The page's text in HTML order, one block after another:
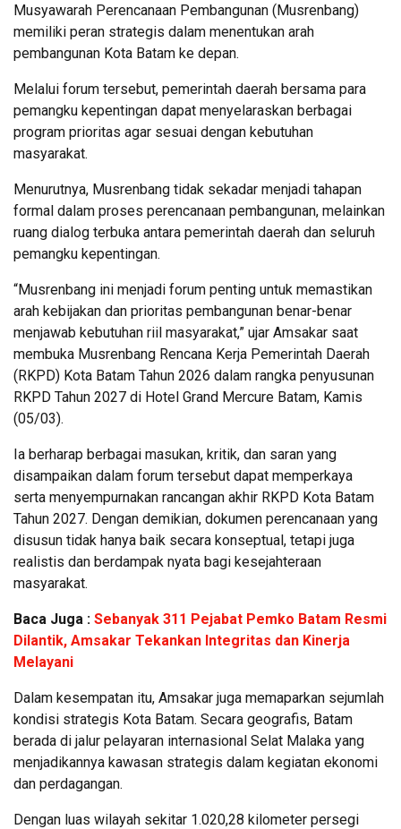
Musyawarah Perencanaan Pembangunan (Musrenbang)
memiliki peran strategis dalam menentukan arah
pembangunan Kota Batam ke depan.
Melalui forum tersebut, pemerintah daerah bersama para
pemangku kepentingan dapat menyelaraskan berbagai
program prioritas agar sesuai dengan kebutuhan
masyarakat.
Menurutnya, Musrenbang tidak sekadar menjadi tahapan
formal dalam proses perencanaan pembangunan, melainkan
ruang dialog terbuka antara pemerintah daerah dan seluruh
pemangku kepentingan.
“Musrenbang ini menjadi forum penting untuk memastikan
arah kebijakan dan prioritas pembangunan benar-benar
menjawab kebutuhan riil masyarakat,” ujar Amsakar saat
membuka Musrenbang Rencana Kerja Pemerintah Daerah
(RKPD) Kota Batam Tahun 2026 dalam rangka penyusunan
RKPD Tahun 2027 di Hotel Grand Mercure Batam, Kamis
(05/03).
Ia berharap berbagai masukan, kritik, dan saran yang
disampaikan dalam forum tersebut dapat memperkaya
serta menyempurnakan rancangan akhir RKPD Kota Batam
Tahun 2027. Dengan demikian, dokumen perencanaan yang
disusun tidak hanya baik secara konseptual, tetapi juga
realistis dan berdampak nyata bagi kesejahteraan
masyarakat.
Baca Juga : Sebanyak 311 Pejabat Pemko Batam Resmi
Dilantik, Amsakar Tekankan Integritas dan Kinerja
Melayani
Dalam kesempatan itu, Amsakar juga memaparkan sejumlah
kondisi strategis Kota Batam. Secara geografis, Batam
berada di jalur pelayaran internasional Selat Malaka yang
menjadikannya kawasan strategis dalam kegiatan ekonomi
dan perdagangan.
Dengan luas wilayah sekitar 1.020,28 kilometer persegi